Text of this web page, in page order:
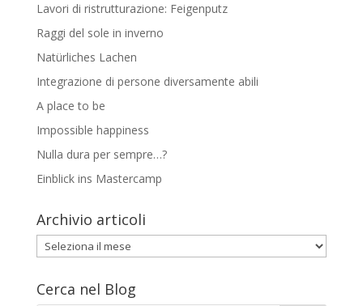
Lavori di ristrutturazione: Feigenputz
Raggi del sole in inverno
Natürliches Lachen
Integrazione di persone diversamente abili
A place to be
Impossible happiness
Nulla dura per sempre…?
Einblick ins Mastercamp
Archivio articoli
Archivio
articoli
Cerca nel Blog